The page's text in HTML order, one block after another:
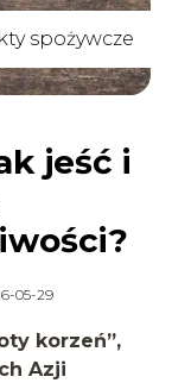
spożywcze
jeść i
05-29
korzeń”,
Azji